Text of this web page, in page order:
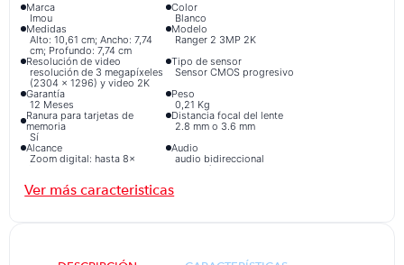
Marca
Imou
Color
Blanco
Medidas
Alto: 10,61 cm; Ancho: 7,74
cm; Profundo: 7,74 cm
Modelo
Ranger 2 3MP 2K
Resolución de video
resolución de 3 megapíxeles
(2304 × 1296) y video 2K
Tipo de sensor
Sensor CMOS progresivo
Garantía
12 Meses
Peso
0,21 Kg
Ranura para tarjetas de
memoria
Sí
Distancia focal del lente
2.8 mm o 3.6 mm
Alcance
Zoom digital: hasta 8×
Audio
audio bidireccional
compatibilidad ONVIF
Detección de movimiento